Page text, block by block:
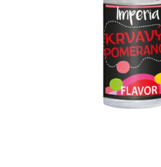
ATOMIZÉRY A CARTRIDGE